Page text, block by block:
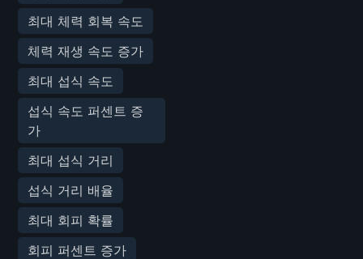
최대 체력 회복 속도
체력 재생 속도 증가
최대 섭식 속도
섭식 속도 퍼센트 증
가
최대 섭식 거리
섭식 거리 배율
최대 회피 확률
회피 퍼센트 증가